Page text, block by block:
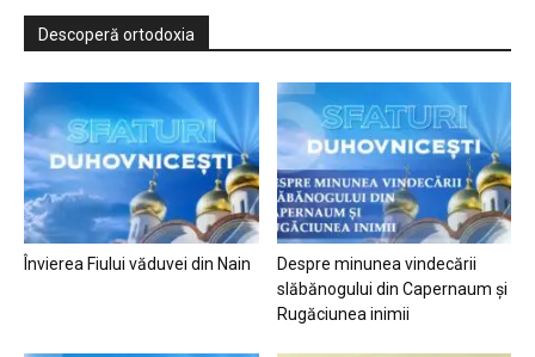
Descoperă ortodoxia
Învierea Fiului văduvei din Nain
Despre minunea vindecării
slăbănogului din Capernaum și
Rugăciunea inimii